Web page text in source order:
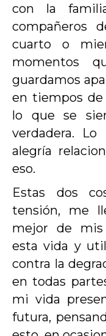
con la
compañeros
cuarto o
momentos
guardamos
en tiempos de
lo que se
verdadera. Lo
alegría
eso.
Estas dos
tensión, me
mejor de mis
esta vida y
contra la
en todas
mi vida
futura,